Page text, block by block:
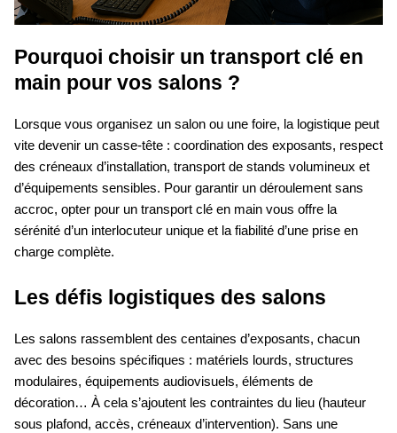
Pourquoi choisir un transport clé en
main pour vos salons ?
Lorsque vous organisez un salon ou une foire, la logistique peut
vite devenir un casse-tête : coordination des exposants, respect
des créneaux d’installation, transport de stands volumineux et
d’équipements sensibles. Pour garantir un déroulement sans
accroc, opter pour un transport clé en main vous offre la
sérénité d’un interlocuteur unique et la fiabilité d’une prise en
charge complète.
Les défis logistiques des salons
Les salons rassemblent des centaines d’exposants, chacun
avec des besoins spécifiques : matériels lourds, structures
modulaires, équipements audiovisuels, éléments de
décoration… À cela s’ajoutent les contraintes du lieu (hauteur
sous plafond, accès, créneaux d’intervention). Sans une